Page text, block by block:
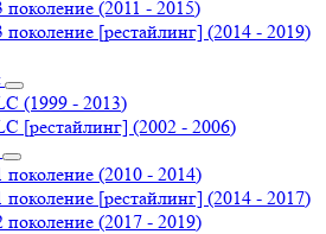
поколение (2011 - 2015)
поколение [рестайлинг] (2014 - 2019)
(1999 - 2013)
[рестайлинг] (2002 - 2006)
поколение (2010 - 2014)
поколение [рестайлинг] (2014 - 2017)
поколение (2017 - 2019)